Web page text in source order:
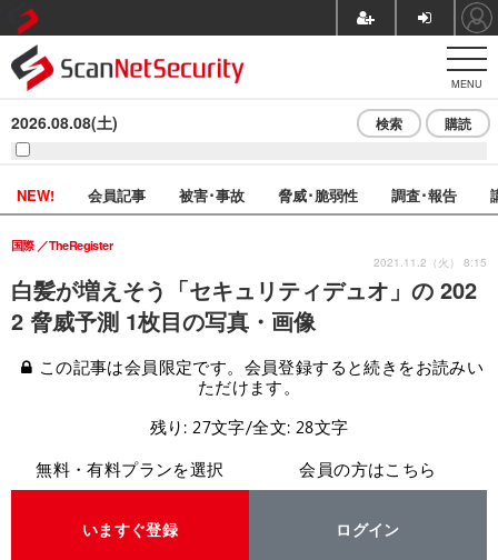
MENU
2026.08.08(土) 検索 購読
NEW! 会員記事 被害･事故 脅威･脆弱性 調査･報告
白髪が増えそう「セキュリティデュオ」の 202
2 脅威予測 1枚目の写真・画像
国際 TheRegister
2021.11.2（火） 8:15
この記事は会員限定です。会員登録すると続きをお読みい
ただけます。
残り: 27文字/全文: 28文字
無料・有料プランを選択
いますぐ登録
会員の方はこちら
ログイン